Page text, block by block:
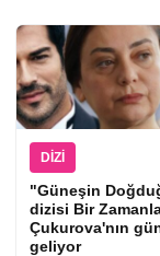
DIZI
"Güneşin
dizisi Bir
Çukurova'nın
geliyor